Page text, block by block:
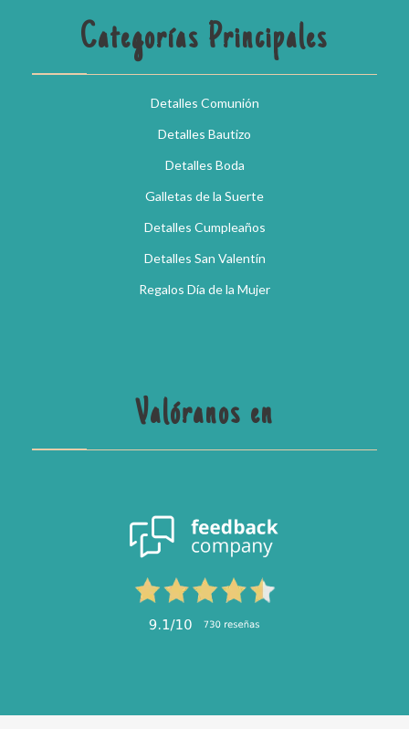
Categorías Principales
Detalles Comunión
Detalles Bautizo
Detalles Boda
Galletas de la Suerte
Detalles Cumpleaños
Detalles San Valentín
Regalos Día de la Mujer
Valóranos en